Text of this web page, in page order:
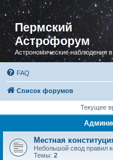
Пермский
Астрофорум
Астрономические наблюдения
FAQ
Список форумов
Текущее
Местная
Небольшой свод правил
Темы: 2